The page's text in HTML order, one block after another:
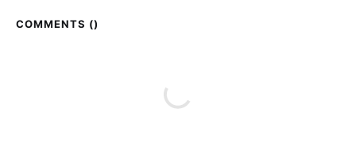
COMMENTS ()